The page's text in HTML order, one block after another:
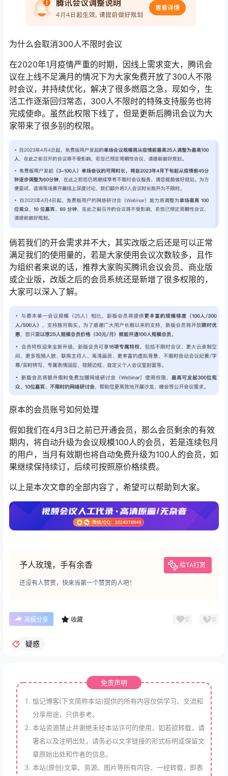
为什么会取消300人不限时会议
在2020年1月疫情严重的时期，因线上需求变大，腾讯会
议在上线不足满月的情况下为大家免费开放了300人不限
时会议，并持续优化，解决了很多燃眉之急，现如今，生
活工作逐渐回归常态，300人不限时的特殊支持服务也将
完成使命。虽然此权限下线了，但是更新后腾讯会议为大
家带来了很多别的权限。
倘若我们的开会需求并不大，其实改版之后还是可以正常
满足我们的使用量的，若是大家使用会议次数较多，且作
为组织者来说的话，推荐大家购买腾讯会议会员、商业版
或企业版，改版之后的会员系统还是新增了很多权限的，
大家可以深入了解。
原本的会员账号如何处理
假如我们在4月3日之前已开通会员，那么会员剩余的有效
期内，将自动升级为会议规模100人的会员，若是连续包月
的用户，当月有效期也将自动免费升级为100人的会员，如
果继续保持续订，后续可按照原价格续费。
以上是本次文章的全部内容了，希望可以帮助到大家。
予人玫瑰，手有余香 给TA打赏
还没有人赞赏，快来当第一个赞赏的人吧！
海报分享 收藏 0 0
疑惑
免责声明
惦记博客(下文简称本站)提供的所有内容仅供学习、交流和
分享用途，只供参考。
本站资源禁止并谢绝未经本站许可的使用，如若欲转载，请
署名以及注明出处，请务必以文字链接的形式标明或保留文
章原始出处和作者的信息。
本站(原创)文章、资源、图片等所有内容，一经转载，即表